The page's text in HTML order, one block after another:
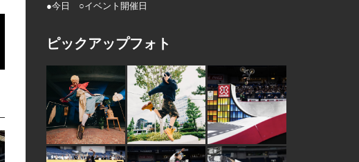
●今日 ○イベント開催日
ピックアップフォト